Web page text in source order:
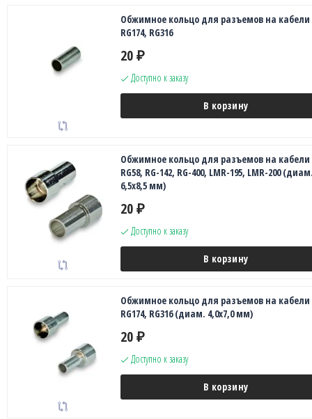
Обжимное кольцо для разъемов на кабели
RG174, RG316
20 ₽
Доступно к заказу
В корзину
Обжимное кольцо для разъемов на кабели
RG58, RG-142, RG-400, LMR-195, LMR-200
6,5х8,5 мм)
20 ₽
Доступно к заказу
В корзину
Обжимное кольцо для разъемов на кабели
RG174, RG316 (диам. 4,0х7,0 мм)
20 ₽
Доступно к заказу
В корзину